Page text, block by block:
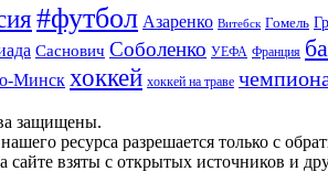
#футбол Азаренко Витебск Гомель
Саснович Соболенко УЕФА Франция
Минск хоккей хоккей на траве
защищены.
ресурса разрешается только с
взяты с открытых источников и